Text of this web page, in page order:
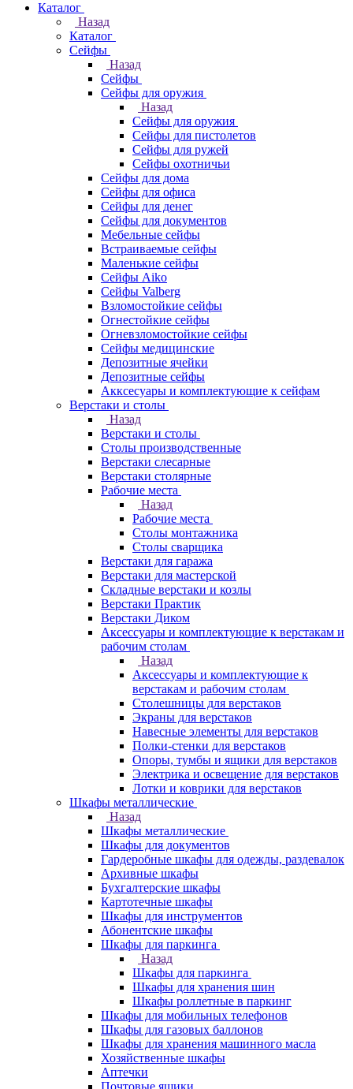
Каталог
Назад
Каталог
Cейфы
Назад
Cейфы
Cейфы для оружия
Назад
Cейфы для оружия
Сейфы для пистолетов
Сейфы для ружей
Сейфы охотничьи
Cейфы для дома
Cейфы для офиса
Сейфы для денег
Сейфы для документов
Мебельные сейфы
Встраиваемые сейфы
Маленькие сейфы
Сейфы Aiko
Сейфы Valberg
Взломостойкие сейфы
Огнестойкие сейфы
Огневзломостойкие сейфы
Сейфы медицинские
Депозитные ячейки
Депозитные сейфы
Акксесуары и комплектующие к сейфам
Верстаки и столы
Назад
Верстаки и столы
Столы производственные
Верстаки слесарные
Верстаки столярные
Рабочие места
Назад
Рабочие места
Столы монтажника
Столы сварщика
Верстаки для гаража
Верстаки для мастерской
Складные верстаки и козлы
Верстаки Практик
Верстаки Диком
Аксессуары и комплектующие к верстакам и
рабочим столам
Назад
Аксессуары и комплектующие к
верстакам и рабочим столам
Столешницы для верстаков
Экраны для верстаков
Навесные элементы для верстаков
Полки-стенки для верстаков
Опоры, тумбы и ящики для верстаков
Электрика и освещение для верстаков
Лотки и коврики для верстаков
Шкафы металлические
Назад
Шкафы металлические
Шкафы для документов
Гардеробные шкафы для одежды, раздевалок
Архивные шкафы
Бухгалтерские шкафы
Картотечные шкафы
Шкафы для инструментов
Абонентские шкафы
Шкафы для паркинга
Назад
Шкафы для паркинга
Шкафы для хранения шин
Шкафы роллетные в паркинг
Шкафы для мобильных телефонов
Шкафы для газовых баллонов
Шкафы для хранения машинного масла
Хозяйственные шкафы
Аптечки
Почтовые ящики